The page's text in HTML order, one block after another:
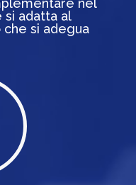
nel
si adatta al
si adegua